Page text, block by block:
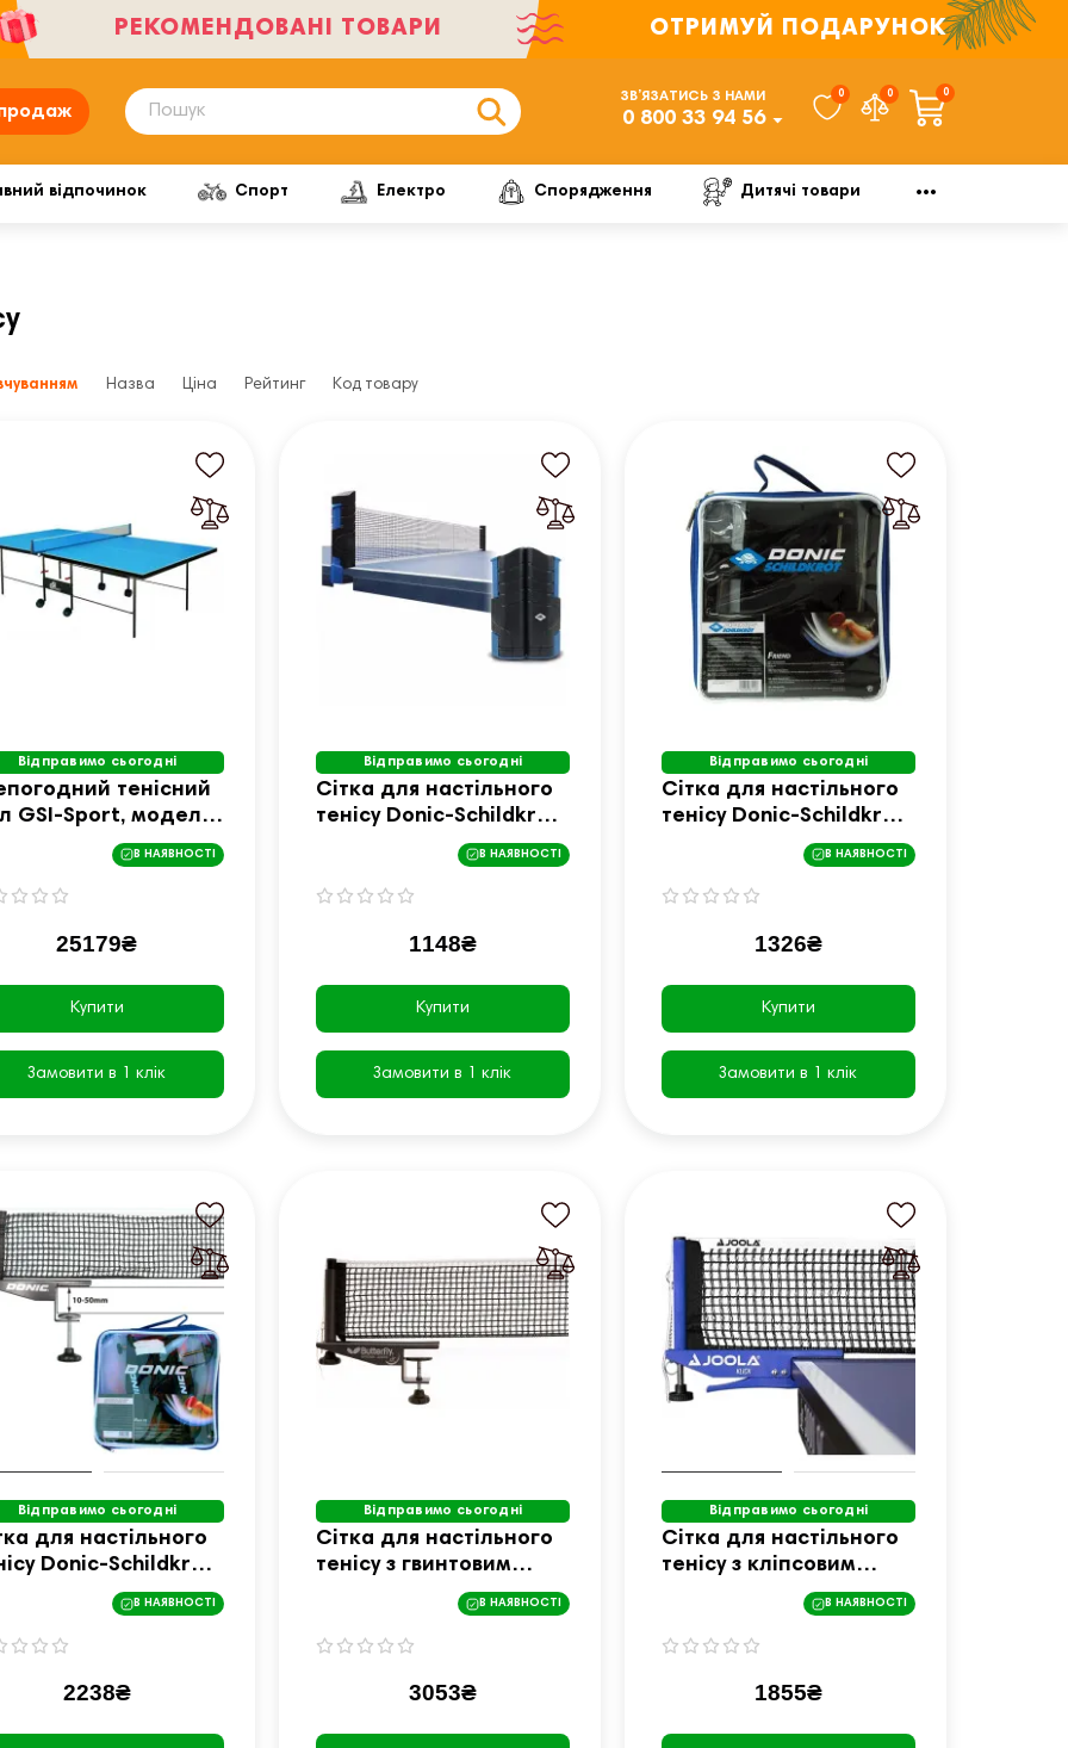
РЕКОМЕНДОВАНІ ТОВАРИ ОТРИМУЙ ПОДАРУНОК
ЗВ’ЯЗАТИСЬ З НАМИ
0 800 33 94 56
0 0 0
відпочинок Спорт Електро Спорядження Дитячі товари
Назва Ціна Рейтинг Код товару
Відправимо сьогодні
тенісний
GSI-Sport, модель
Outdoor Alu
В НАЯВНОСТІ
25179₴
Купити
Замовити в 1 клік
Відправимо сьогодні
Сітка для настільного
тенісу Donic-Schildkrot
В НАЯВНОСТІ
1148₴
Купити
Замовити в 1 клік
Відправимо сьогодні
Сітка для настільного
тенісу Donic-Schildkrot
В НАЯВНОСТІ
1326₴
Купити
Замовити в 1 клік
Відправимо сьогодні
для настільного
Donic-Schildkrot
В НАЯВНОСТІ
2238₴
Відправимо сьогодні
Сітка для настільного
тенісу з гвинтовим
кріпленням Butterfly
National League
В НАЯВНОСТІ
3053₴
Відправимо сьогодні
Сітка для настільного
тенісу з кліпсовим
кріпленням Joola Klick
В НАЯВНОСТІ
1855₴